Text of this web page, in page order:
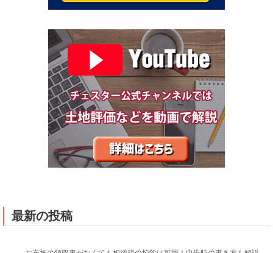
最新の投稿